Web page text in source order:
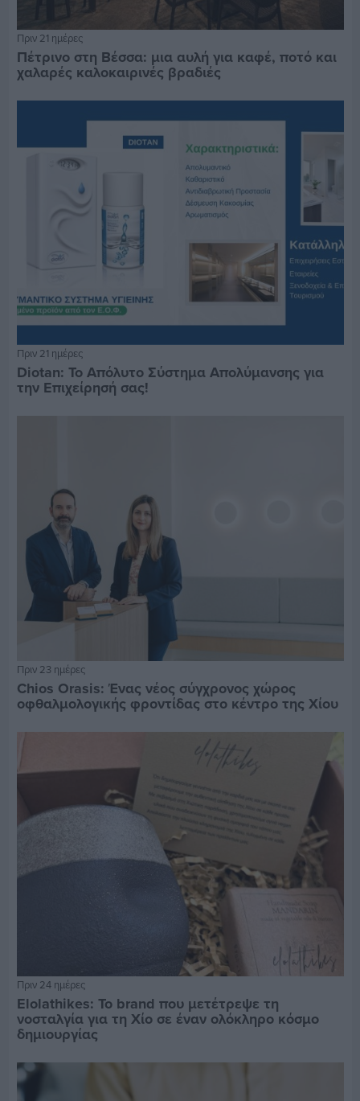
Πριν 21 ημέρες
Πέτρινο στη Βέσσα: μια αυλή για καφέ, ποτό και
χαλαρές καλοκαιρινές βραδιές
Πριν 21 ημέρες
Diotan: Το Απόλυτο Σύστημα Απολύμανσης για
την Επιχείρησή σας!
Πριν 23 ημέρες
Chios Orasis: Ένας νέος σύγχρονος χώρος
οφθαλμολογικής φροντίδας στο κέντρο της Χίου
Πριν 24 ημέρες
Elolathikes: Το brand που μετέτρεψε τη
νοσταλγία για τη Χίο σε έναν ολόκληρο κόσμο
δημιουργίας